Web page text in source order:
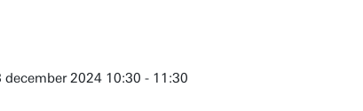
december 2024 10:30 - 11:30